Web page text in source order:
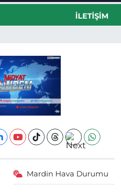
İLETIŞIM
Mardin Hava Durumu